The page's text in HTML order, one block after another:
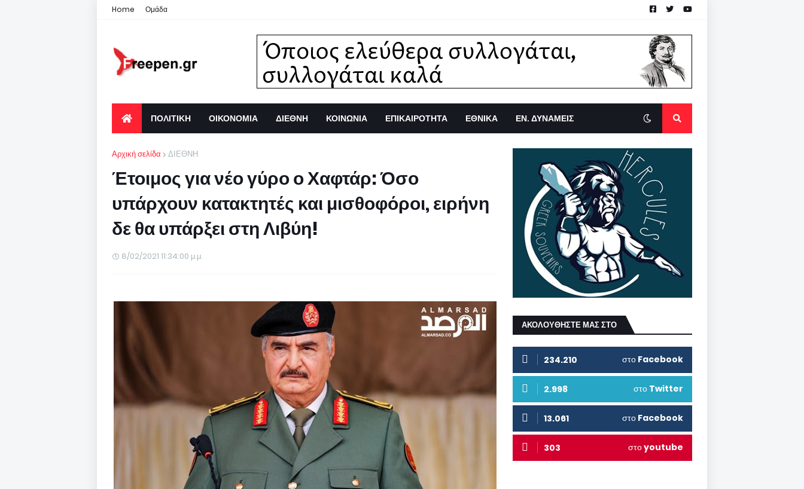
Home Ομάδα
ΠΟΛΙΤΙΚΗ ΟΙΚΟΝΟΜΙΑ ΔΙΕΘΝΗ ΚΟΙΝΩΝΙΑ ΕΠΙΚΑΙΡΟΤΗΤΑ ΕΘΝΙΚΑ ΕΝ. ΔΥΝΑΜΕΙΣ
Αρχική σελίδα ΔΙΕΘΝΗ
Έτοιμος για νέο γύρο ο Χαφτάρ: Όσο
υπάρχουν κατακτητές και μισθοφόροι, ειρήνη
δε θα υπάρξει στη Λιβύη!
8/02/2021 11:34:00 μ.μ.
ΑΚΟΛΟΥΘΗΣΤΕ ΜΑΣ ΣΤΟ
234.210 στο Facebook
2.998 στο Twitter
13.061 στο Facebook
303 στοyoutube